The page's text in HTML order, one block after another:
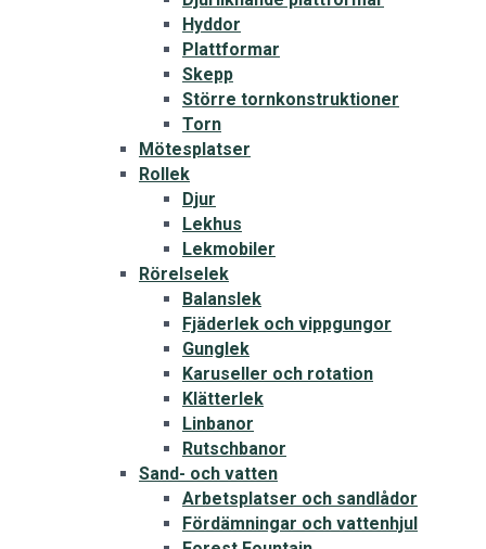
Hyddor
Plattformar
Skepp
Större tornkonstruktioner
Torn
Mötesplatser
Rollek
Djur
Lekhus
Lekmobiler
Rörelselek
Balanslek
Fjäderlek och vippgungor
Gunglek
Karuseller och rotation
Klätterlek
Linbanor
Rutschbanor
Sand- och vatten
Arbetsplatser och sandlådor
Fördämningar och vattenhjul